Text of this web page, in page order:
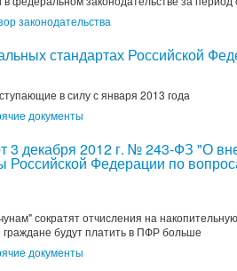
законодательства
стандартах Российской
в силу с января 2013 года
документы
3 декабря 2012 г. № 243-ФЗ "О
Российской Федерации по
сократят отчисления на
будут платить в ПФР больше
документы